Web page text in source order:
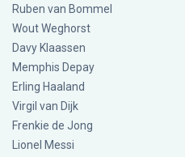
Ruben van Bommel
Wout Weghorst
Davy Klaassen
Memphis Depay
Erling Haaland
Virgil van Dijk
Frenkie de Jong
Lionel Messi